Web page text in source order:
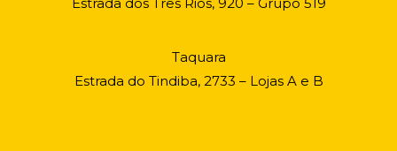
Taquara
Estrada do Tindiba, 2733 – Lojas A e B